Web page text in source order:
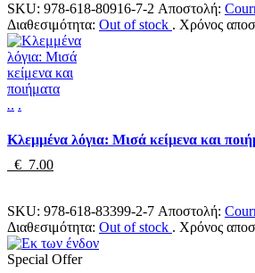
SKU: 978-618-80916-7-2 Αποστολή:
Διαθεσιμότητα: Out of stock . Χρόνος
.. .
Κλεμμένα λόγια: Μισά κείμενα και
€ 7.00
SKU: 978-618-83399-2-7 Αποστολή:
Διαθεσιμότητα: Out of stock . Χρόνος
Special Offer